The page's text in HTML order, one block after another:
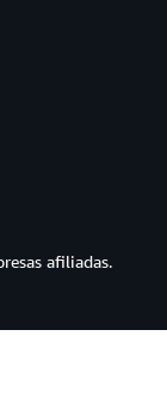
afiliadas.